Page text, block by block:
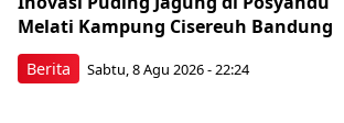
Berita
Melati Kampung Cisereuh Bandung
Sabtu, 8 Agu 2026 - 22:24